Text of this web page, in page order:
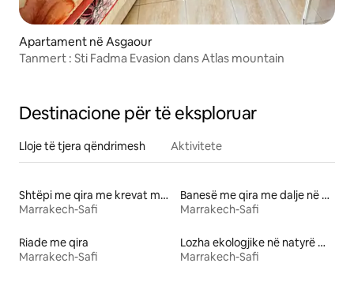
Apartament në Asgaour
Tanmert : Sti Fadma Evasion dans Atlas mountain
Destinacione për të eksploruar
Lloje të tjera qëndrimesh Aktivitete
Shtëpi me qira me krevat me lartësi të përshtatshme
Marrakech-Safi
Banesë me qira me dalje në plazh
Marrakech-Safi
Riade me qira
Marrakech-Safi
Lozha ekologjike në natyrë me qira
Marrakech-Safi